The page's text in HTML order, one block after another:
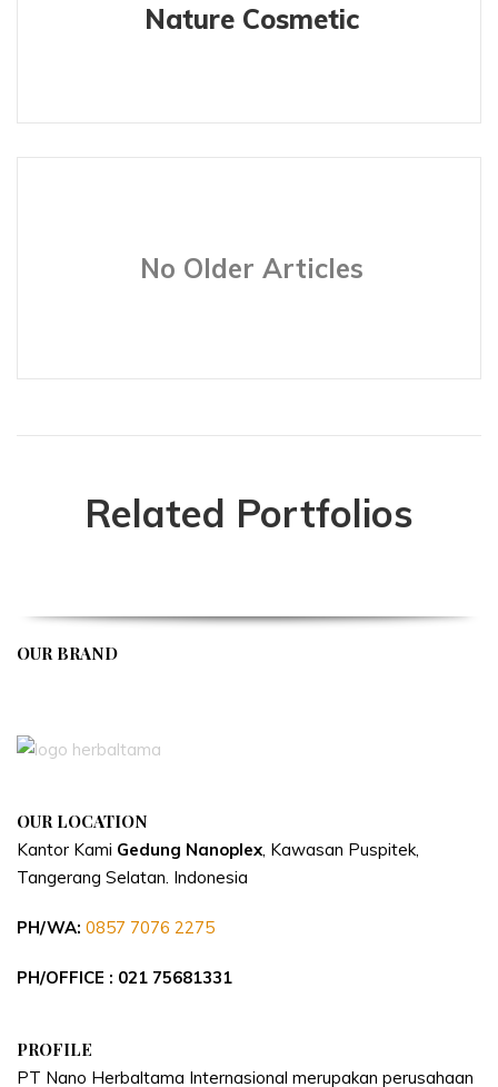
Nature Cosmetic
No Older Articles
Related Portfolios
OUR BRAND
OUR LOCATION
Kantor Kami Gedung Nanoplex , Kawasan Puspitek,
Tangerang Selatan. Indonesia
PH/WA: 0857 7076 2275
PH/OFFICE : 021 75681331
PROFILE
PT Nano Herbaltama Internasional merupakan perusahaan